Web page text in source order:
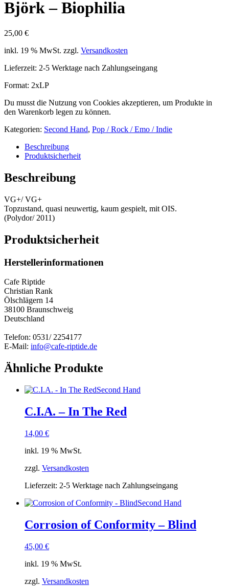
Björk – Biophilia
25,00 €
inkl. 19 % MwSt. zzgl. Versandkosten
Lieferzeit: 2-5 Werktage nach Zahlungseingang
Format: 2xLP
Du musst die Nutzung von Cookies akzeptieren, um Produkte in
den Warenkorb legen zu können.
Kategorien: Second Hand, Pop / Rock / Emo / Indie
Beschreibung
Produktsicherheit
Beschreibung
VG+/ VG+
Topzustand, quasi neuwertig, kaum gespielt, mit OIS.
(Polydor/ 2011)
Produktsicherheit
Herstellerinformationen
Cafe Riptide
Christian Rank
Ölschlägern 14
38100 Braunschweig
Deutschland
Telefon: 0531/ 2254177
E-Mail: info@cafe-riptide.de
Ähnliche Produkte
Second Hand
C.I.A. – In The Red
14,00 €
inkl. 19 % MwSt.
zzgl. Versandkosten
Lieferzeit: 2-5 Werktage nach Zahlungseingang
Second Hand
Corrosion of Conformity – Blind
45,00 €
inkl. 19 % MwSt.
zzgl. Versandkosten